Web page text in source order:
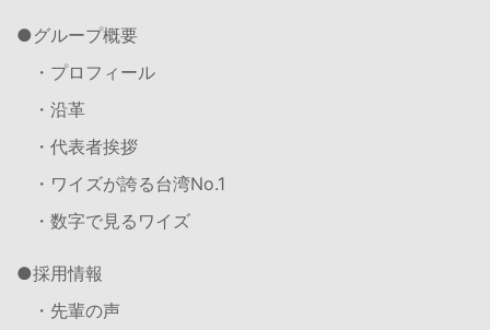
グループ概要
・プロフィール
・沿革
・代表者挨拶
・ワイズが誇る台湾No.1
・数字で見るワイズ
採用情報
・先輩の声